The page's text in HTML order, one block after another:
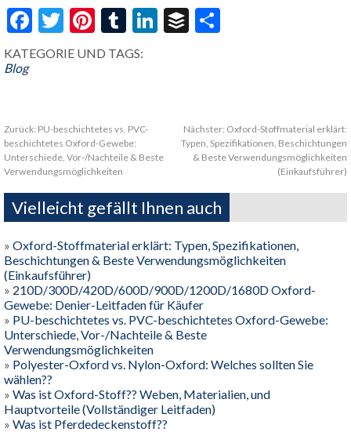
Facebook
Twitter
Pinterest
Tumblr
LinkedIn
Buffer
KATEGORIE UND TAGS:
Blog
Zurück: PU-beschichtetes vs. PVC-
beschichtetes Oxford-Gewebe:
Unterschiede, Vor-/Nachteile & Beste
Verwendungsmöglichkeiten
Nächster: Oxford-Stoffmaterial erklärt:
Typen, Spezifikationen, Beschichtungen
& Beste Verwendungsmöglichkeiten
(Einkaufsführer)
Vielleicht gefällt Ihnen auch
» Oxford-Stoffmaterial erklärt: Typen, Spezifikationen,
Beschichtungen & Beste Verwendungsmöglichkeiten
(Einkaufsführer)
» 210D/300D/420D/600D/900D/1200D/1680D Oxford-
Gewebe: Denier-Leitfaden für Käufer
» PU-beschichtetes vs. PVC-beschichtetes Oxford-Gewebe:
Unterschiede, Vor-/Nachteile & Beste
Verwendungsmöglichkeiten
» Polyester-Oxford vs. Nylon-Oxford: Welches sollten Sie
wählen??
» Was ist Oxford-Stoff?? Weben, Materialien, und
Hauptvorteile (Vollständiger Leitfaden)
» Was ist Pferdedeckenstoff??